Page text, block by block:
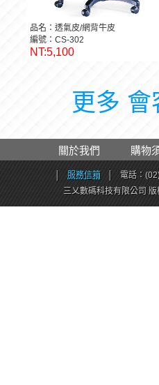
品名：透氣皮/網背牛皮
編號：CS-302
NT:5,100
更多 會
關於我們 購物
服務信箱 電話：
三乂數碼科技有限公司